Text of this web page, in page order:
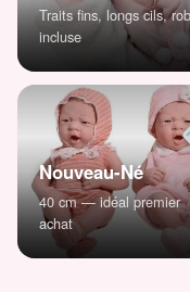
Traits fins, longs cils,
incluse
Nouveau-Né
40 cm — idéal premier
achat